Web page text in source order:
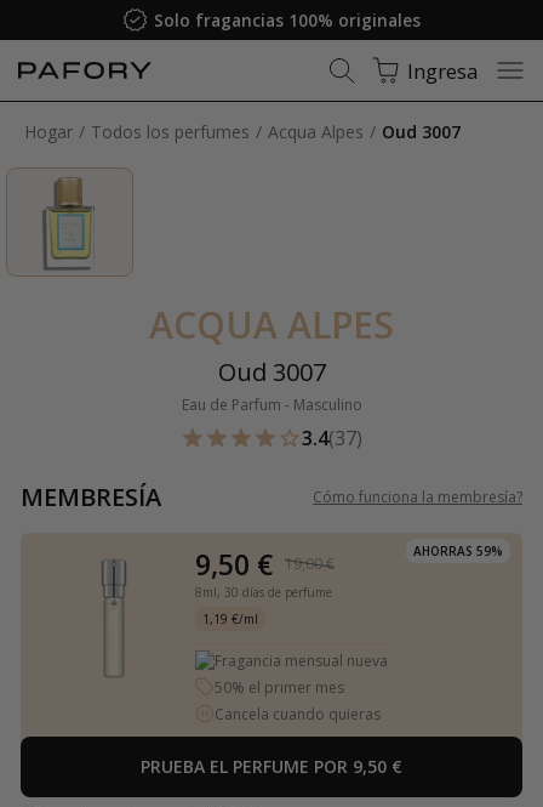
Solo fragancias 100% originales
Ingresa
Hogar Todos los perfumes Acqua Alpes Oud 3007
ACQUA ALPES
Oud 3007
Eau de Parfum - Masculino
3.4(37)
MEMBRESÍA Cómo funciona la membresía?
AHORRAS 59%
9,50 € 19,00 €
8ml, 30 días de perfume
1,19 €/ml
Fragancia mensual nueva
50% el primer mes
Cancela cuando quieras
PRUEBA EL PERFUME POR 9,50 €